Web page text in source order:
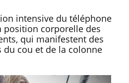
intensive du téléphone
corporelle des
qui manifestent des
cou et de la colonne